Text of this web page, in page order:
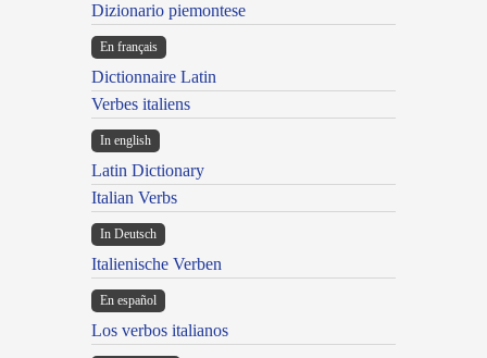
Dizionario piemontese
En français
Dictionnaire Latin
Verbes italiens
In english
Latin Dictionary
Italian Verbs
In Deutsch
Italienische Verben
En español
Los verbos italianos